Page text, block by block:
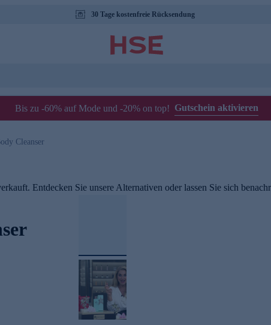
30 Tage kostenfreie Rücksendung
Bis zu -60% auf Mode und -20% on top! Gutschein aktivieren
Cleanser
Entdecken Sie unsere Alternativen oder lassen Sie sich